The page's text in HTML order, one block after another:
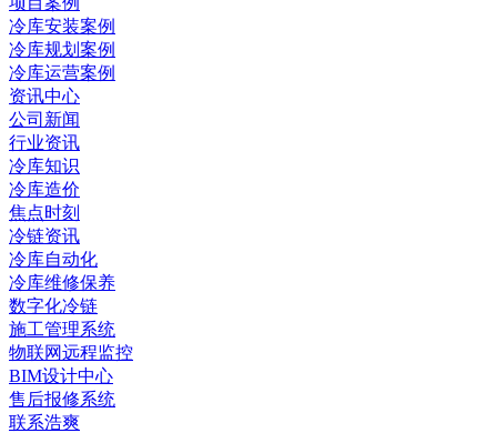
冷库安装案例
冷库规划案例
冷库运营案例
资讯中心
公司新闻
行业资讯
冷库知识
冷库造价
焦点时刻
冷链资讯
冷库自动化
冷库维修保养
数字化冷链
施工管理系统
物联网远程监控
BIM设计中心
售后报修系统
联系浩爽